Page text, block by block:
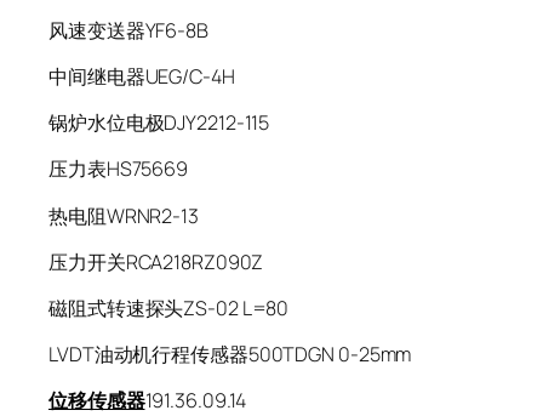
风速变送器YF6-8B
中间继电器UEG/C-4H
锅炉水位电极DJY2212-115
压力表HS75669
热电阻WRNR2-13
压力开关RCA218RZ090Z
磁阻式转速探头ZS-02 L=80
LVDT油动机行程传感器500TDGN 0-25mm
位移传感器191.36.09.14